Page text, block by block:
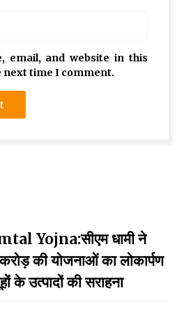
email, and website in this
next time I comment.
Yojna:सीएम धामी ने
की योजनाओं का लोकार्पण
के उत्पादों की सराहना